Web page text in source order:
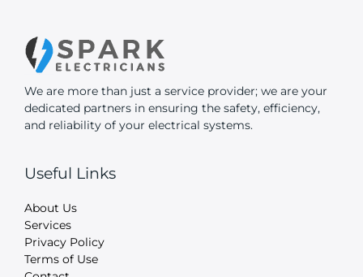
We are more than just a service provider; we are your
dedicated partners in ensuring the safety, efficiency,
and reliability of your electrical systems.
Useful Links
About Us
Services
Privacy Policy
Terms of Use